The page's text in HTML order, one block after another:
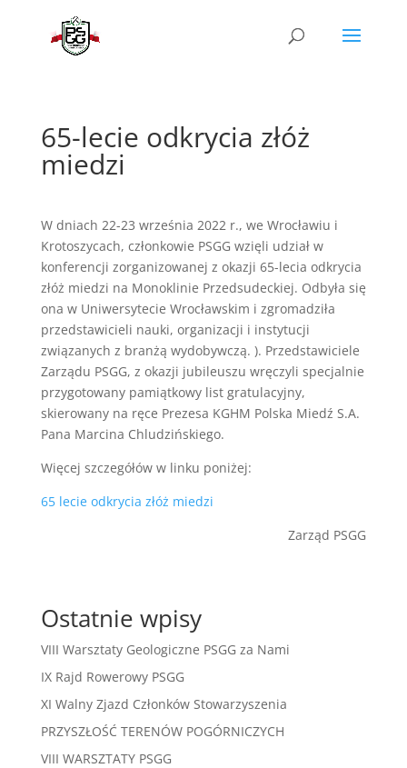
65-lecie odkrycia złóż
miedzi
W dniach 22-23 września 2022 r., we Wrocławiu i
Krotoszycach, członkowie PSGG wzięli udział w
konferencji zorganizowanej z okazji 65-lecia odkrycia
złóż miedzi na Monoklinie Przedsudeckiej. Odbyła się
ona w Uniwersytecie Wrocławskim i zgromadziła
przedstawicieli nauki, organizacji i instytucji
związanych z branżą wydobywczą. ). Przedstawiciele
Zarządu PSGG, z okazji jubileuszu wręczyli specjalnie
przygotowany pamiątkowy list gratulacyjny,
skierowany na ręce Prezesa KGHM Polska Miedź S.A.
Pana Marcina Chludzińskiego.
Więcej szczegółów w linku poniżej:
65 lecie odkrycia złóż miedzi
Zarząd PSGG
Ostatnie wpisy
VIII Warsztaty Geologiczne PSGG za Nami
IX Rajd Rowerowy PSGG
XI Walny Zjazd Członków Stowarzyszenia
PRZYSZŁOŚĆ TERENÓW POGÓRNICZYCH
VIII WARSZTATY PSGG